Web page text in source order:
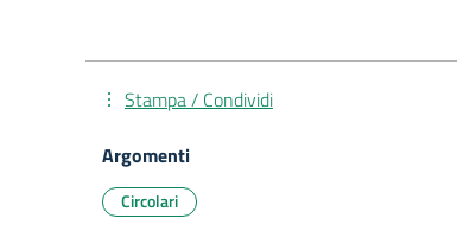
Stampa / Condividi
Argomenti
Circolari